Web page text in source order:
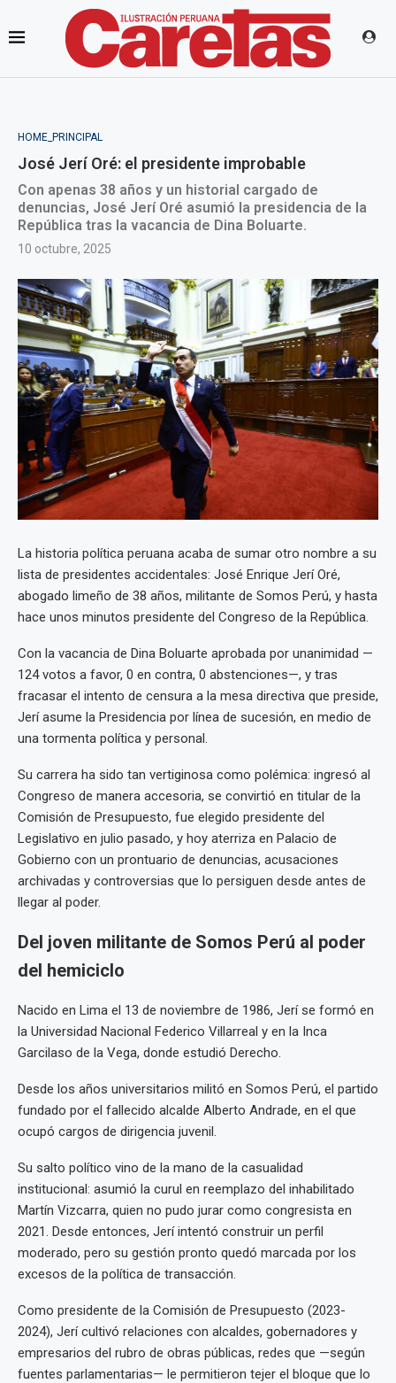
HOME_PRINCIPAL
José Jerí Oré: el presidente improbable
Con apenas 38 años y un historial cargado de
denuncias, José Jerí Oré asumió la presidencia de la
República tras la vacancia de Dina Boluarte.
10 octubre, 2025
La historia política peruana acaba de sumar otro nombre a su
lista de presidentes accidentales: José Enrique Jerí Oré,
abogado limeño de 38 años, militante de Somos Perú, y hasta
hace unos minutos presidente del Congreso de la República.
Con la vacancia de Dina Boluarte aprobada por unanimidad —
124 votos a favor, 0 en contra, 0 abstenciones—, y tras
fracasar el intento de censura a la mesa directiva que preside,
Jerí asume la Presidencia por línea de sucesión, en medio de
una tormenta política y personal.
Su carrera ha sido tan vertiginosa como polémica: ingresó al
Congreso de manera accesoria, se convirtió en titular de la
Comisión de Presupuesto, fue elegido presidente del
Legislativo en julio pasado, y hoy aterriza en Palacio de
Gobierno con un prontuario de denuncias, acusaciones
archivadas y controversias que lo persiguen desde antes de
llegar al poder.
Del joven militante de Somos Perú al poder
del hemiciclo
Nacido en Lima el 13 de noviembre de 1986, Jerí se formó en
la Universidad Nacional Federico Villarreal y en la Inca
Garcilaso de la Vega, donde estudió Derecho.
Desde los años universitarios militó en Somos Perú, el partido
fundado por el fallecido alcalde Alberto Andrade, en el que
ocupó cargos de dirigencia juvenil.
Su salto político vino de la mano de la casualidad
institucional: asumió la curul en reemplazo del inhabilitado
Martín Vizcarra, quien no pudo jurar como congresista en
2021. Desde entonces, Jerí intentó construir un perfil
moderado, pero su gestión pronto quedó marcada por los
excesos de la política de transacción.
Como presidente de la Comisión de Presupuesto (2023-
2024), Jerí cultivó relaciones con alcaldes, gobernadores y
empresarios del rubro de obras públicas, redes que —según
fuentes parlamentarias— le permitieron tejer el bloque que lo